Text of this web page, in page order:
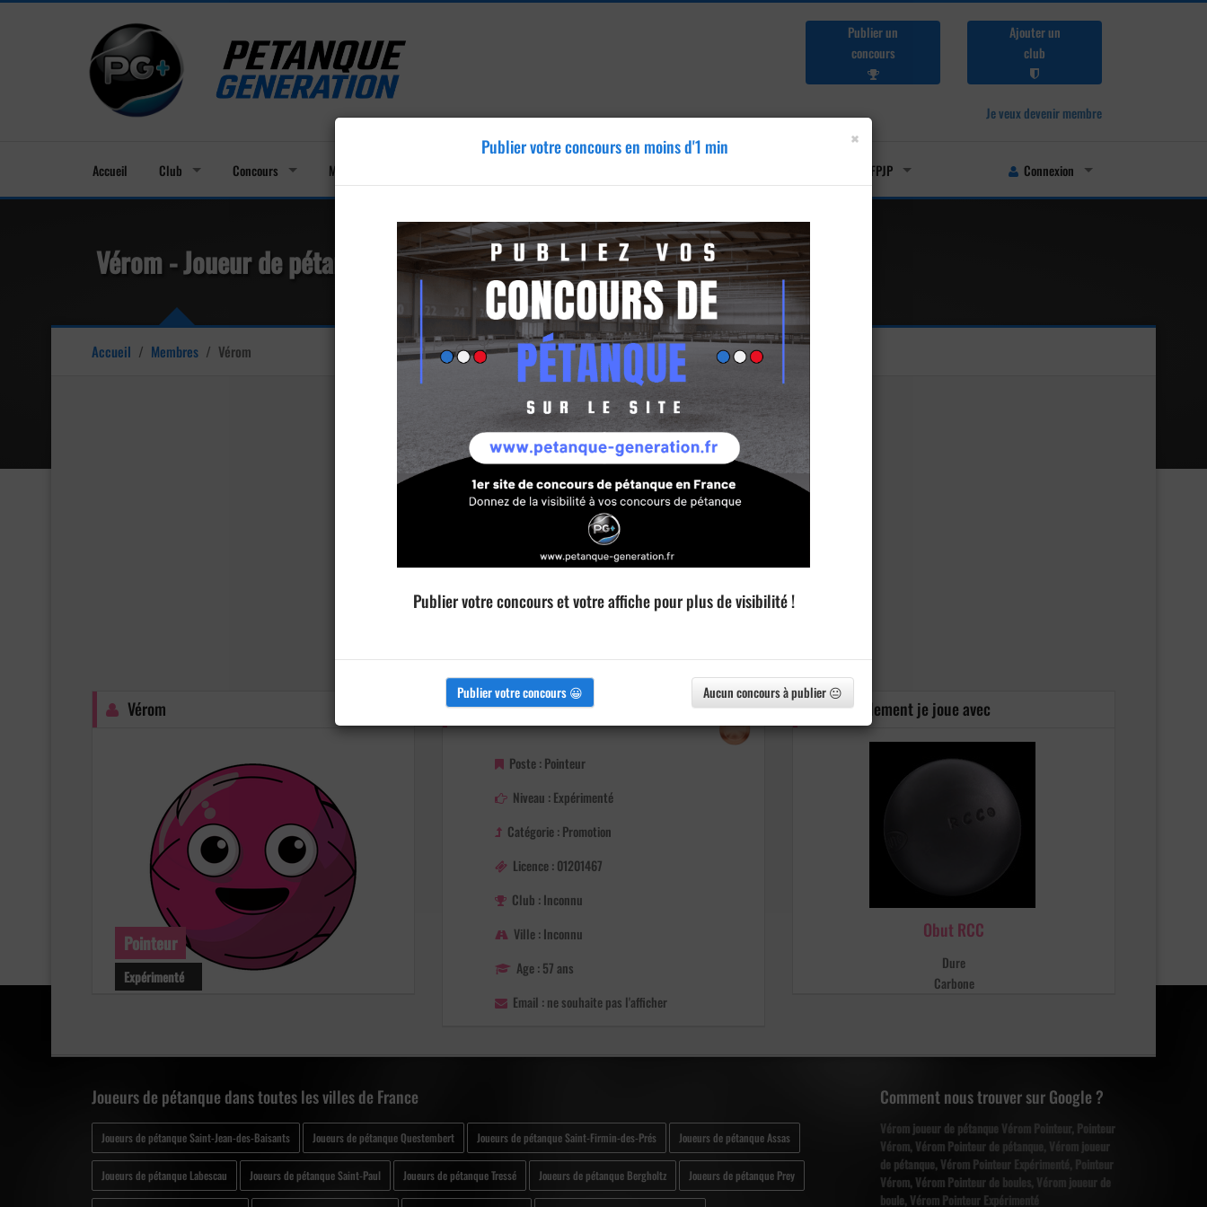
Publier un
concours
Ajouter un
club
Je veux devenir membre
Accueil Club Concours Membres Licenciés FFPJP Connexion
Vérom - Joueur de pétanque
Accueil / Membres / Vérom
Vérom
Pointeur
Expérimenté
Détails
Poste : Pointeur
Niveau : Expérimenté
Catégorie : Promotion
Licence : 01201467
Club : Inconnu
Ville : Inconnu
Age : 57 ans
Email : ne souhaite pas l'afficher
Actuellement je joue avec
Obut RCC
Dure
Carbone
×
Publier votre concours en moins d'1 min
Publier votre concours et votre affiche pour plus de visibilité !
Publier votre concours 😀 Aucun concours à publier 😐
Joueurs de pétanque dans toutes les villes de France
Joueurs de pétanque Saint-Jean-des-Baisants Joueurs de pétanque Questembert Joueurs de pétanque Saint-Firmin-des-Prés Joueurs de pétanque Assas
Joueurs de pétanque Labescau Joueurs de pétanque Saint-Paul Joueurs de pétanque Tressé Joueurs de pétanque Bergholtz Joueurs de pétanque Prey
Comment nous trouver sur Google ?
Vérom joueur de pétanque Vérom Pointeur, Pointeur
Vérom, Vérom Pointeur de pétanque, Vérom joueur
de pétanque, Vérom Pointeur Expérimenté, Pointeur
Vérom, Vérom Pointeur de boules, Vérom joueur de
boule, Vérom Pointeur Expérimenté